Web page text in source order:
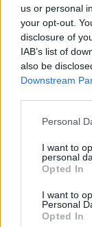
us or personal
your opt-out.
disclosure of
IAB’s list of
also be
Downstream
Personal
I want to
personal
Opted In
I want to
Personal
Opted In
Θέσεις